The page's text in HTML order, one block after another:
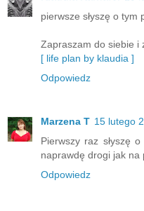
pierwsze słyszę o tym
Zapraszam do siebie i
[ life plan by klaudia ]
Odpowiedz
Marzena T 15 lutego
Pierwszy raz słyszę
naprawdę drogi jak na
Odpowiedz